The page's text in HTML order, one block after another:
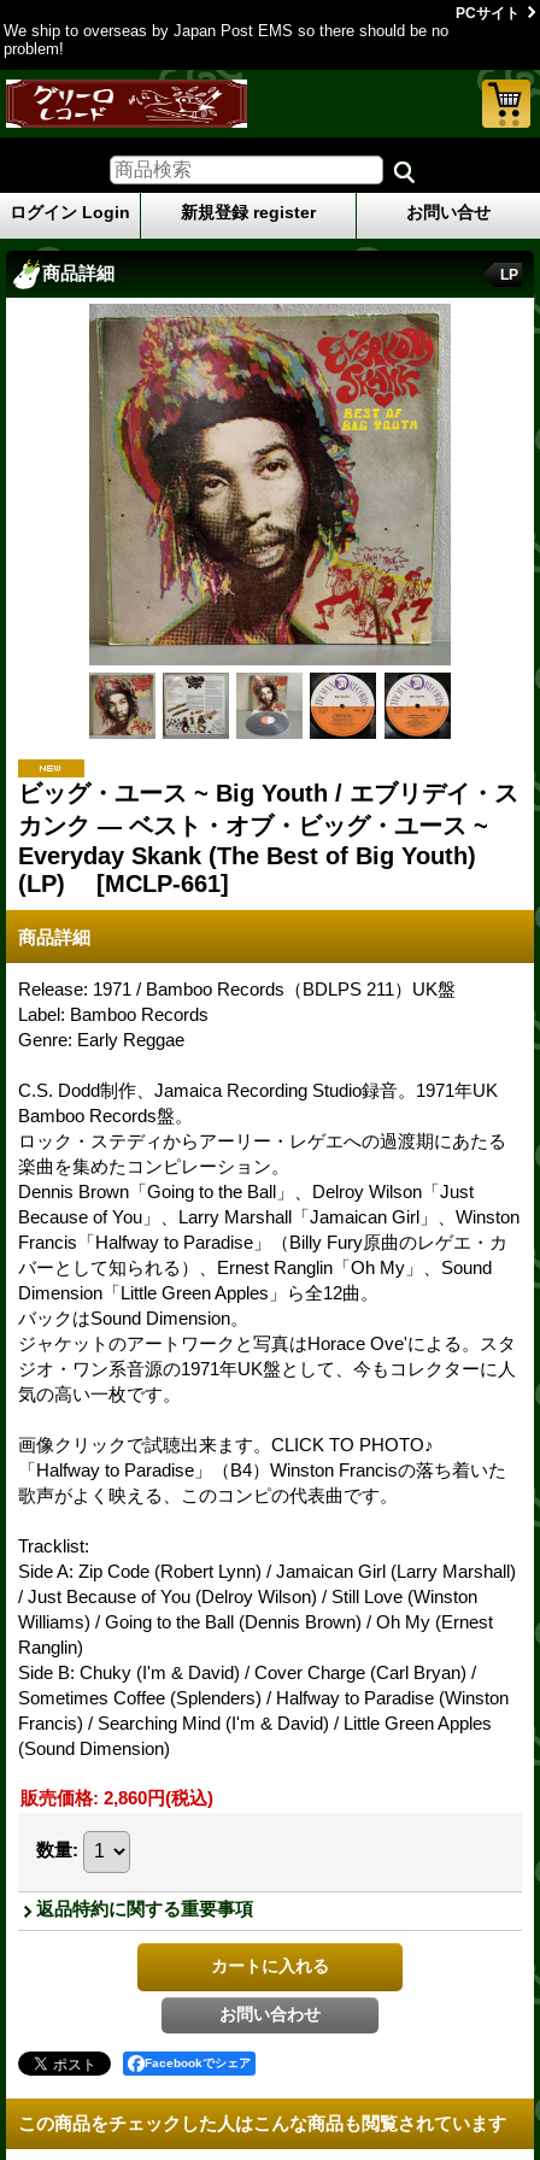
We ship to overseas by Japan Post EMS so there should be no
problem!
PCサイト
ログイン Login 新規登録 register お問い合せ
商品詳細 LP
ビッグ・ユース ~ Big Youth / エブリデイ・ス
カンク — ベスト・オブ・ビッグ・ユース ~
Everyday Skank (The Best of Big Youth)
(LP) [MCLP-661]
商品詳細
Release: 1971 / Bamboo Records（BDLPS 211）UK盤
Label: Bamboo Records
Genre: Early Reggae
C.S. Dodd制作、Jamaica Recording Studio録音。1971年UK
Bamboo Records盤。
ロック・ステディからアーリー・レゲエへの過渡期にあたる
楽曲を集めたコンピレーション。
Dennis Brown「Going to the Ball」、Delroy Wilson「Just
Because of You」、Larry Marshall「Jamaican Girl」、Winston
Francis「Halfway to Paradise」（Billy Fury原曲のレゲエ・カ
バーとして知られる）、Ernest Ranglin「Oh My」、Sound
Dimension「Little Green Apples」ら全12曲。
バックはSound Dimension。
ジャケットのアートワークと写真はHorace Ove'による。スタ
ジオ・ワン系音源の1971年UK盤として、今もコレクターに人
気の高い一枚です。
画像クリックで試聴出来ます。CLICK TO PHOTO♪
「Halfway to Paradise」（B4）Winston Francisの落ち着いた
歌声がよく映える、このコンピの代表曲です。
Tracklist:
Side A: Zip Code (Robert Lynn) / Jamaican Girl (Larry Marshall)
/ Just Because of You (Delroy Wilson) / Still Love (Winston
Williams) / Going to the Ball (Dennis Brown) / Oh My (Ernest
Ranglin)
Side B: Chuky (I'm & David) / Cover Charge (Carl Bryan) /
Sometimes Coffee (Splenders) / Halfway to Paradise (Winston
Francis) / Searching Mind (I'm & David) / Little Green Apples
(Sound Dimension)
販売価格: 2,860円(税込)
数量:
返品特約に関する重要事項
Facebookでシェア
この商品をチェックした人はこんな商品も閲覧されています